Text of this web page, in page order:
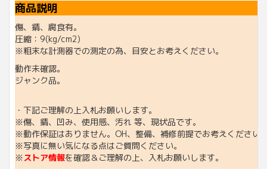
商品説明
傷、錆、腐食有。
圧縮：9(kg/cm2)
※粗末な計測器での測定の為、目安とお考えください。
動作未確認。
ジャンク品。
・下記ご理解の上入札お願いします。
※傷、錆、凹み、使用感、汚れ 等、現状品です。
※動作保証はありません。OH、整備、補修前提でお考えください
※写真に無い気になる点はご質問ください。
※ストア情報を確認＆ご理解の上、入札お願いします。